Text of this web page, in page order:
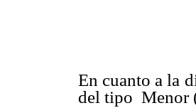
En cuanto a la
del tipo Menor